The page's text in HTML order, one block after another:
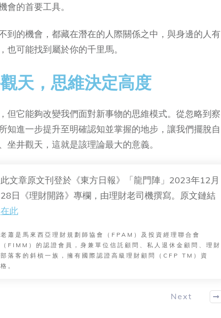
會的首要工具。
的機會，都藏在潛在的人際關係之中，與身邊的人有
也可能找到屬於你的千里馬。
天，思維決定高度
但它能夠改變我們面對新事物的思維模式。從忽略到察
知進一步提升至明確認知並掌握的地步，讓我們擺脫自
坐井觀天，這就是該理論最大的意義。
此文章原文刊登於《東方日報》「龍門陣」2023年12月
28日《理財開路》專欄，由理財老司機撰寫。原文鏈結
在此
老蕭是馬來西亞理財規劃師協會（FPAM）及投資經理聯合會
（FIMM）的認證會員，身兼單位信託顧問、私人退休金顧問、理財
部落客的斜槓一族，擁有國際認證高級理財顧問（CFP TM）資
格。
Next